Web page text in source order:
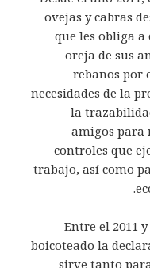
ovejas y cabras
que les obliga a
oreja de sus
rebaños por
necesidades de la
la
amigos para
controles que
trabajo, así como
Entre el 2011
boicoteado la
sirve tanto